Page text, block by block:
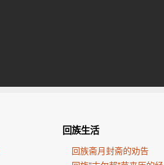
回族生活
回族斋月封斋的劝告